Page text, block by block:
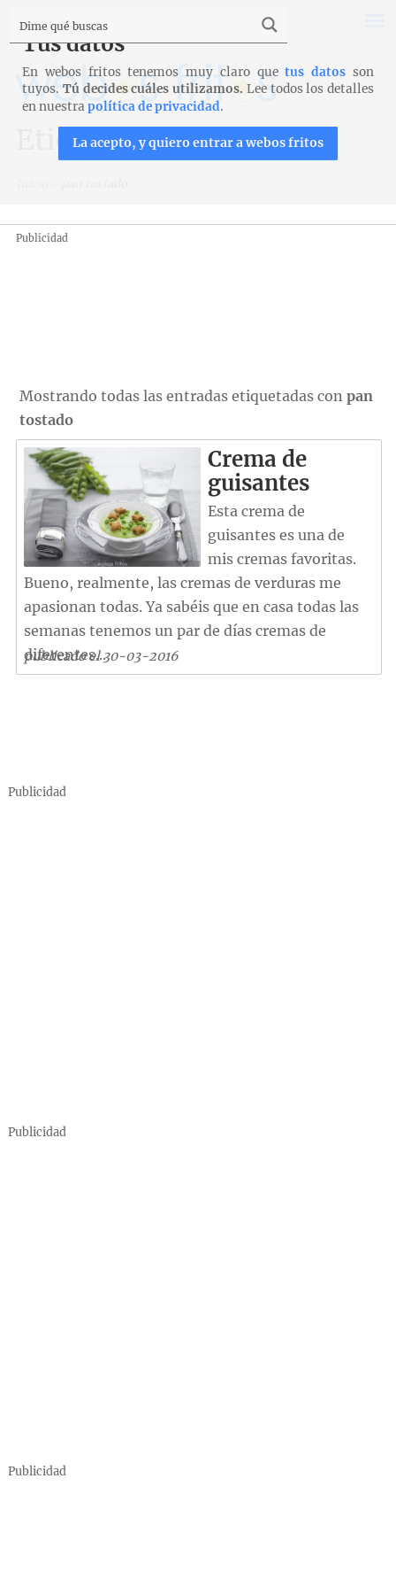
Etiqueta: pan tostado
Publicidad
Mostrando todas las entradas etiquetadas conpan
tostado
Crema de
guisantes
Esta crema de
guisantes es una de
mis cremas favoritas.
Bueno, realmente, las cremas de verduras me
apasionan todas. Ya sabéis que en casa todas las
semanas tenemos un par de días cremas de
diferentes...
publicado el 30-03-2016
Publicidad
Publicidad
Publicidad
Tus datos
En webos fritos tenemos muy claro quetus datos son
tuyos. Tú decides cuáles utilizamos. Lee todos los detalles
en nuestrapolítica de privacidad.
La acepto, y quiero entrar a webos fritos